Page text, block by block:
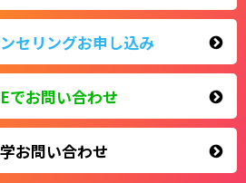
セリングお申し込み
でお問い合わせ
お問い合わせ